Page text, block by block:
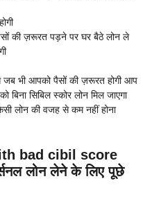
की ज़रूरत पड़ने पर घर बैठे लोन ले
भी आपको पैसों की ज़रूरत होगी आप
सिबिल स्कोर लोन मिल जाएगा
लोन की वजह से कम नहीं होना
bad cibil score
लोन लेने के लिए पूछे